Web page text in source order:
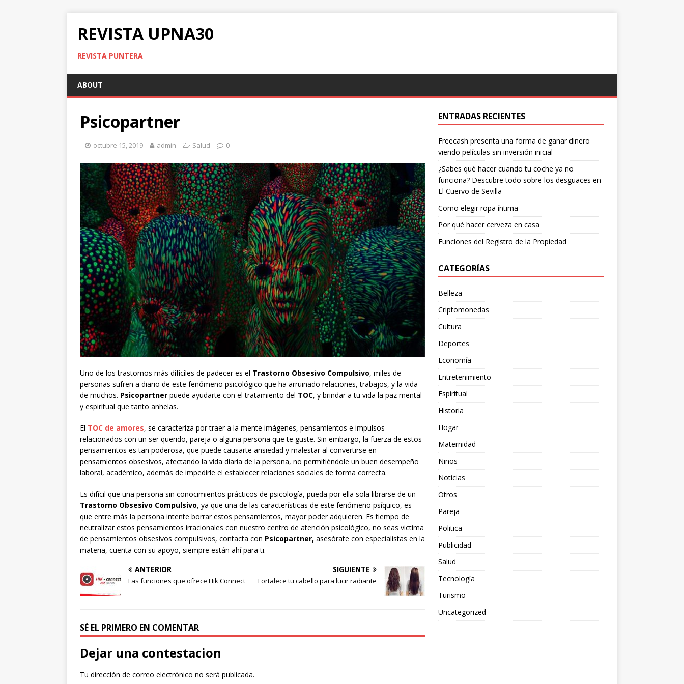
REVISTA UPNA30
REVISTA PUNTERA
ABOUT
Psicopartner
octubre 15, 2019 admin Salud 0
Uno de los trastornos más difíciles de padecer es el Trastorno Obsesivo Compulsivo, miles de
personas sufren a diario de este fenómeno psicológico que ha arruinado relaciones, trabajos, y la vida
de muchos. Psicopartner puede ayudarte con el tratamiento del TOC, y brindar a tu vida la paz mental
y espiritual que tanto anhelas.
El TOC de amores, se caracteriza por traer a la mente imágenes, pensamientos e impulsos
relacionados con un ser querido, pareja o alguna persona que te guste. Sin embargo, la fuerza de estos
pensamientos es tan poderosa, que puede causarte ansiedad y malestar al convertirse en
pensamientos obsesivos, afectando la vida diaria de la persona, no permitiéndole un buen desempeño
laboral, académico, además de impedirle el establecer relaciones sociales de forma correcta.
Es difícil que una persona sin conocimientos prácticos de psicología, pueda por ella sola librarse de un
Trastorno Obsesivo Compulsivo, ya que una de las características de este fenómeno psíquico, es
que entre más la persona intente borrar estos pensamientos, mayor poder adquieren. Es tiempo de
neutralizar estos pensamientos irracionales con nuestro centro de atención psicológico, no seas victima
de pensamientos obsesivos compulsivos, contacta con Psicopartner, asesórate con especialistas en la
materia, cuenta con su apoyo, siempre están ahí para ti.
ANTERIOR
Las funciones que ofrece Hik Connect
SIGUIENTE
Fortalece tu cabello para lucir radiante
SÉ EL PRIMERO EN COMENTAR
Dejar una contestacion
Tu dirección de correo electrónico no será publicada.
ENTRADAS RECIENTES
Freecash presenta una forma de ganar dinero
viendo películas sin inversión inicial
¿Sabes qué hacer cuando tu coche ya no
funciona? Descubre todo sobre los desguaces en
El Cuervo de Sevilla
Como elegir ropa íntima
Por qué hacer cerveza en casa
Funciones del Registro de la Propiedad
CATEGORÍAS
Belleza
Criptomonedas
Cultura
Deportes
Economía
Entretenimiento
Espiritual
Historia
Hogar
Maternidad
Niños
Noticias
Otros
Pareja
Politica
Publicidad
Salud
Tecnología
Turismo
Uncategorized